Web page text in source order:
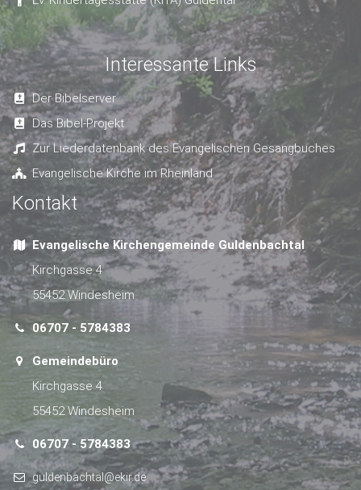
Interessante Links
Der Bibelserver
Das Bibel-Projekt
Zur Liederdatenbank des Evangelischen Gesangbuches
Evangelische Kirche im Rheinland
Kontakt
Evangelische Kirchengemeinde Guldenbachtal
Kirchgasse 4
55452 Windesheim
06707 - 5784383
Gemeindebüro
Kirchgasse 4
55452 Windesheim
06707 - 5784383
guldenbachtal@ekir.de